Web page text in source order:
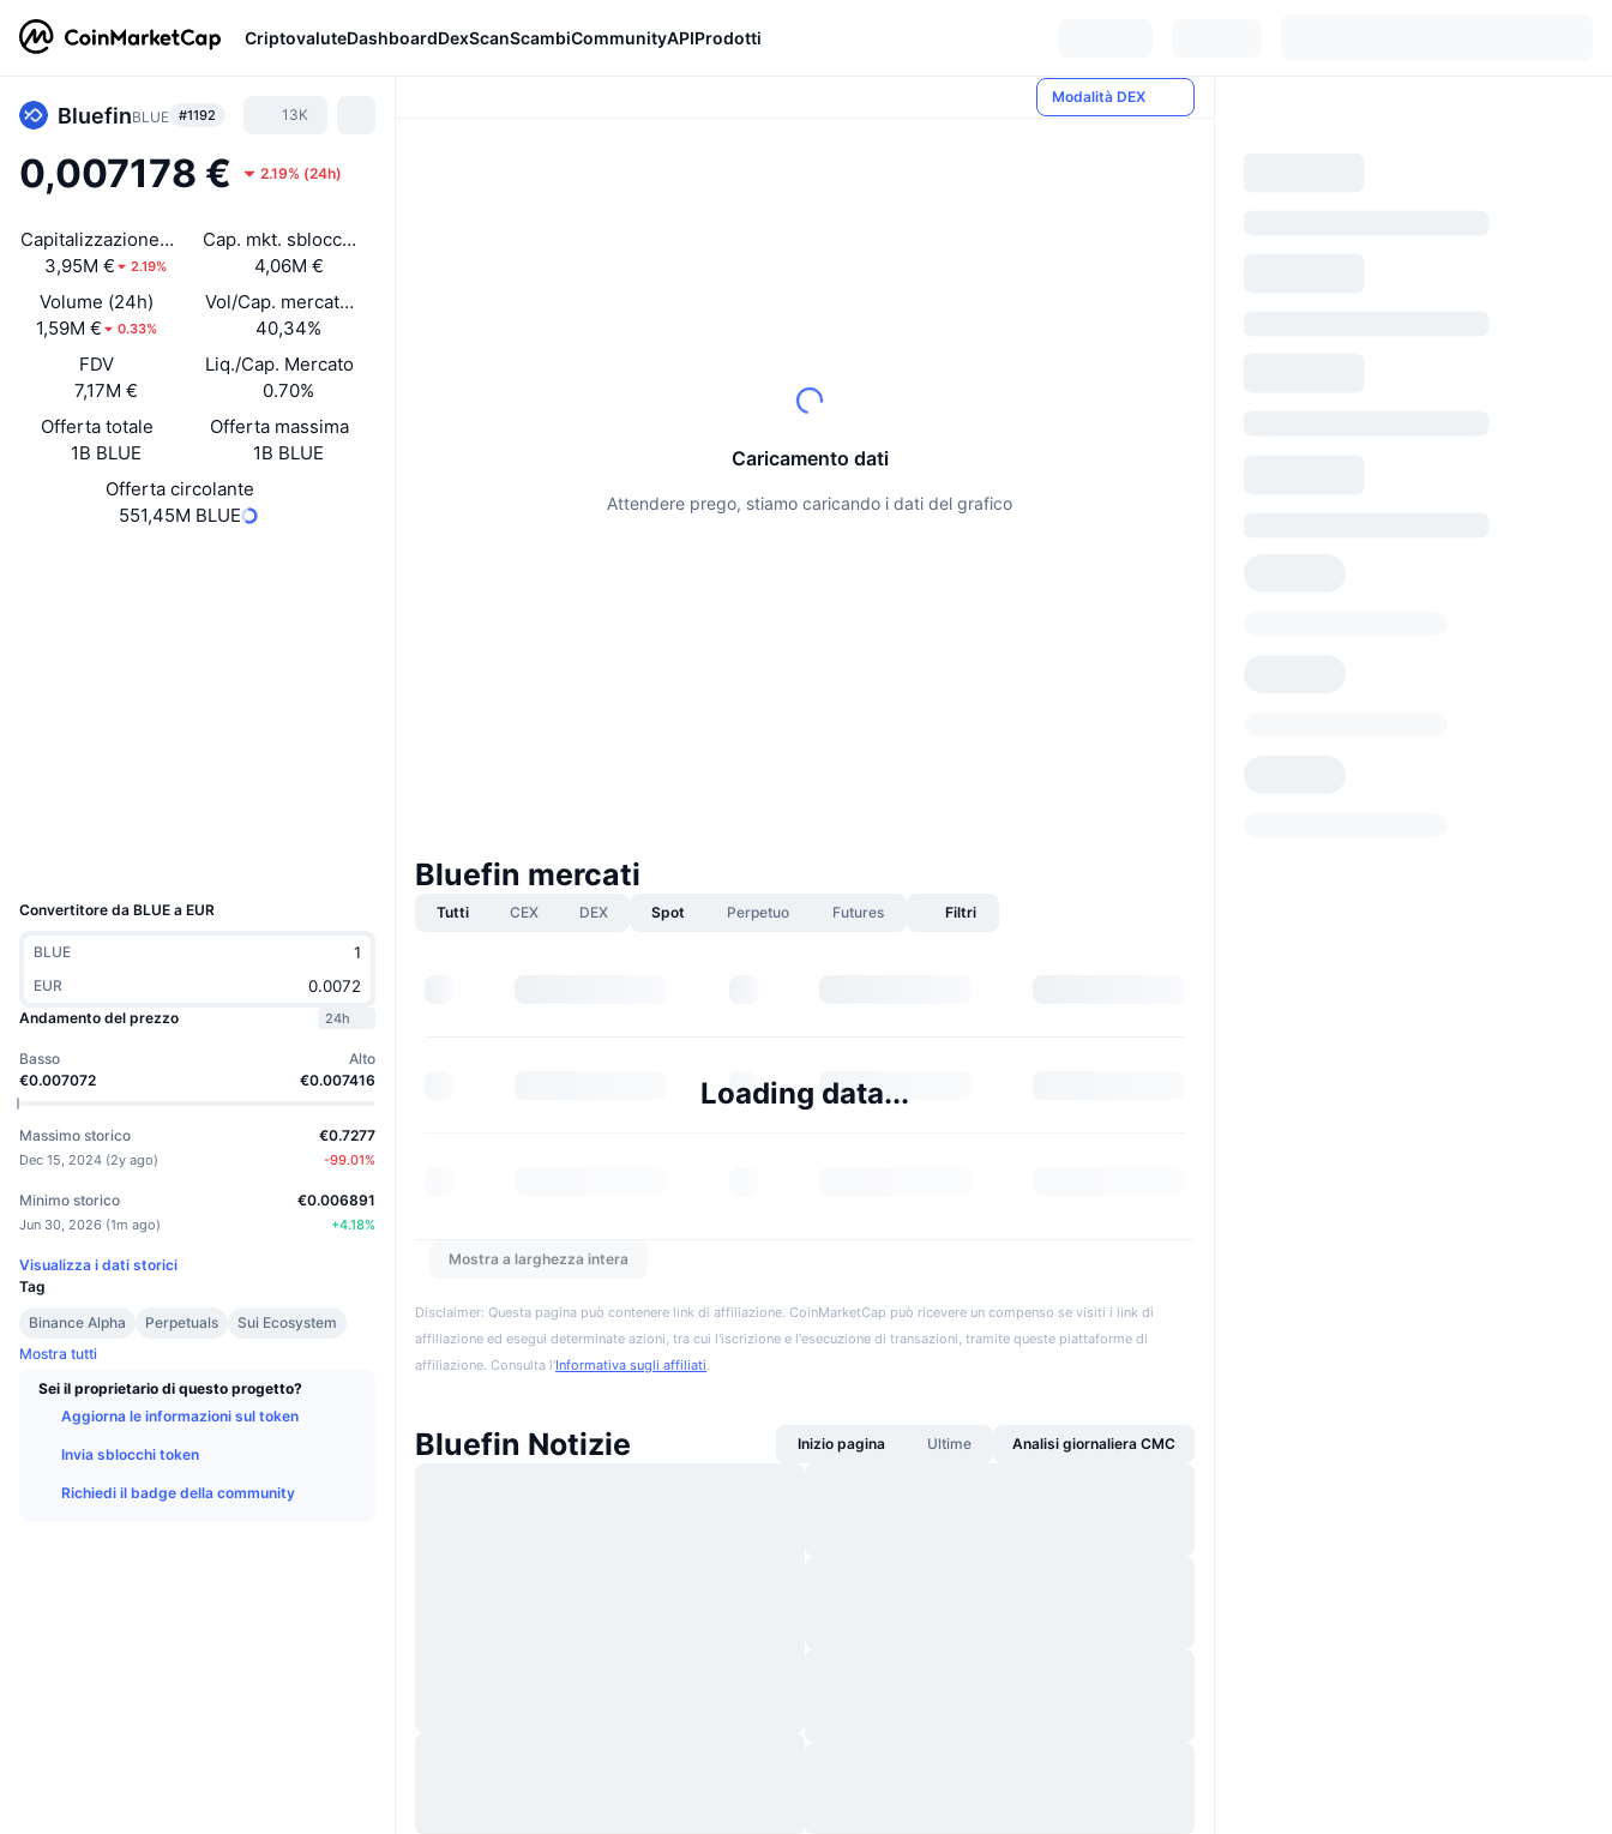
CriptovaluteDashboardDexScanScambiCommunityAPIProdotti
BluefinBLUE #1192 13K
0,007178 € 2.19% (24h)
Capitalizzazione di mercato
3,95M €
2.19%
Cap. mkt. sbloccata
4,06M €
Volume (24h)
1,59M €
0.33%
Vol/Cap. mercato (24h)
40,34%
FDV
7,17M €
Liq./Cap. Mercato
0.70%
Offerta totale
1B BLUE
Offerta massima
1B BLUE
Offerta circolante
551,45M BLUE
Convertitore da BLUE a EUR
BLUE
EUR
Andamento del prezzo
24h
Basso
€0.007072
Alto
€0.007416
Massimo storico
Dec 15, 2024 (2y ago)
€0.7277
-99.01%
Minimo storico
Jun 30, 2026 (1m ago)
€0.006891
+4.18%
Visualizza i dati storici
Tag
Binance Alpha
Perpetuals
Sui Ecosystem
Mostra tutti
Sei il proprietario di questo progetto?
Aggiorna le informazioni sul token
Invia sblocchi token
Richiedi il badge della community
Modalità DEX
Caricamento dati
Attendere prego, stiamo caricando i dati del grafico
Bluefin mercati
Tutti CEX DEX Spot Perpetuo Futures Filtri
Loading data...
Mostra a larghezza intera
Disclaimer: Questa pagina può contenere link di affiliazione. CoinMarketCap può ricevere un compenso se visiti i link di
affiliazione ed esegui determinate azioni, tra cui l'iscrizione e l'esecuzione di transazioni, tramite queste piattaforme di
affiliazione. Consulta l'Informativa sugli affiliati.
Bluefin Notizie Inizio pagina Ultime Analisi giornaliera CMC